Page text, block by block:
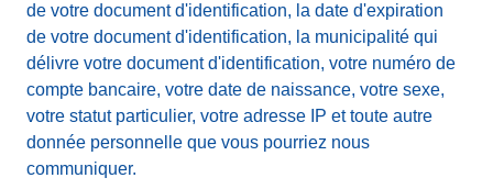
de votre document d'identification, la date d'expiration
de votre document d'identification, la municipalité qui
délivre votre document d'identification, votre numéro de
compte bancaire, votre date de naissance, votre sexe,
votre statut particulier, votre adresse IP et toute autre
donnée personnelle que vous pourriez nous
communiquer.